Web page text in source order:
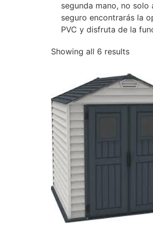
segunda mano, no
seguro encontrarás la
PVC y disfruta de la
Showing all 6 results